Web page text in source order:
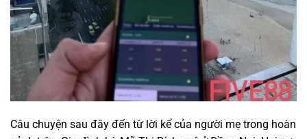
Câu chuyện sau đây đến từ lời kể của người mẹ trong hoàn